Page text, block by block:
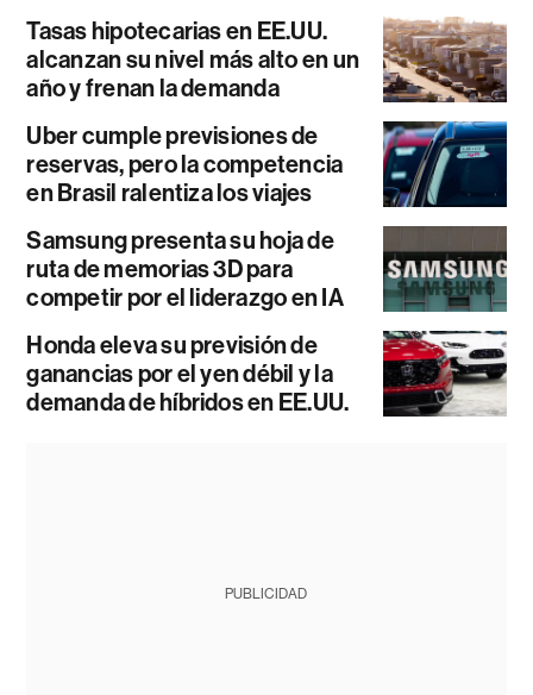
Tasas hipotecarias en EE.UU.
alcanzan su nivel más alto en un
año y frenan la demanda
Uber cumple previsiones de
reservas, pero la competencia
en Brasil ralentiza los viajes
Samsung presenta su hoja de
ruta de memorias 3D para
competir por el liderazgo en IA
Honda eleva su previsión de
ganancias por el yen débil y la
demanda de híbridos en EE.UU.
PUBLICIDAD